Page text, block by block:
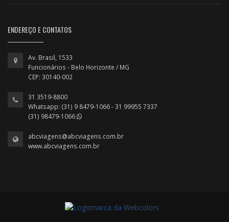
ENDEREÇO E CONTATOS
Av. Brasil, 1533
Funcionários - Belo Horizonte / MG
CEP: 30140-002
31 3519-8800
Whatsapp: (31) 9 8479-1066 - 31 99955 7337
(31) 98479-1066
abcviagens@abcviagens.com.br
www.abcviagens.com.br